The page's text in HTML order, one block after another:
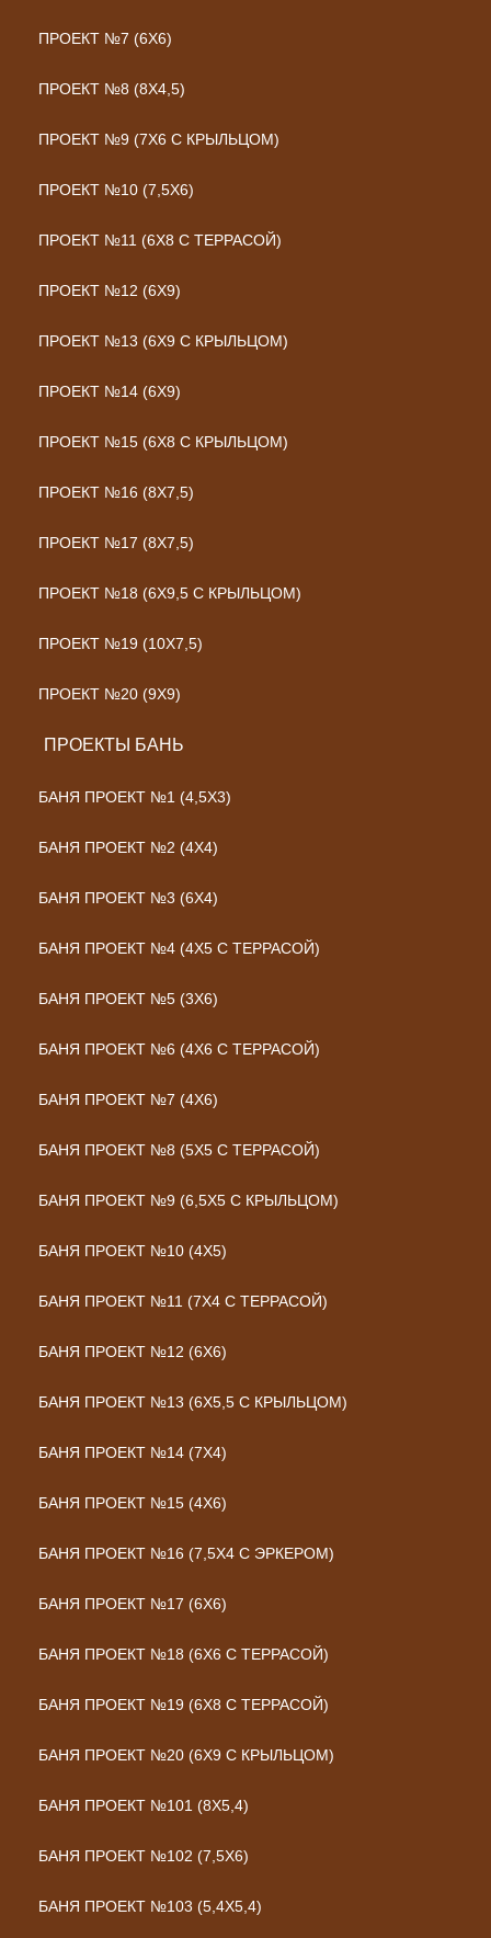
ПРОЕКТ №7 (6Х6)
ПРОЕКТ №8 (8Х4,5)
ПРОЕКТ №9 (7Х6 С КРЫЛЬЦОМ)
ПРОЕКТ №10 (7,5Х6)
ПРОЕКТ №11 (6Х8 С ТЕРРАСОЙ)
ПРОЕКТ №12 (6Х9)
ПРОЕКТ №13 (6Х9 С КРЫЛЬЦОМ)
ПРОЕКТ №14 (6Х9)
ПРОЕКТ №15 (6Х8 С КРЫЛЬЦОМ)
ПРОЕКТ №16 (8Х7,5)
ПРОЕКТ №17 (8Х7,5)
ПРОЕКТ №18 (6Х9,5 С КРЫЛЬЦОМ)
ПРОЕКТ №19 (10Х7,5)
ПРОЕКТ №20 (9Х9)
ПРОЕКТЫ БАНЬ
БАНЯ ПРОЕКТ №1 (4,5X3)
БАНЯ ПРОЕКТ №2 (4X4)
БАНЯ ПРОЕКТ №3 (6X4)
БАНЯ ПРОЕКТ №4 (4Х5 С ТЕРРАСОЙ)
БАНЯ ПРОЕКТ №5 (3Х6)
БАНЯ ПРОЕКТ №6 (4Х6 С ТЕРРАСОЙ)
БАНЯ ПРОЕКТ №7 (4Х6)
БАНЯ ПРОЕКТ №8 (5Х5 С ТЕРРАСОЙ)
БАНЯ ПРОЕКТ №9 (6,5Х5 С КРЫЛЬЦОМ)
БАНЯ ПРОЕКТ №10 (4Х5)
БАНЯ ПРОЕКТ №11 (7Х4 С ТЕРРАСОЙ)
БАНЯ ПРОЕКТ №12 (6Х6)
БАНЯ ПРОЕКТ №13 (6Х5,5 С КРЫЛЬЦОМ)
БАНЯ ПРОЕКТ №14 (7Х4)
БАНЯ ПРОЕКТ №15 (4Х6)
БАНЯ ПРОЕКТ №16 (7,5Х4 С ЭРКЕРОМ)
БАНЯ ПРОЕКТ №17 (6Х6)
БАНЯ ПРОЕКТ №18 (6Х6 С ТЕРРАСОЙ)
БАНЯ ПРОЕКТ №19 (6Х8 С ТЕРРАСОЙ)
БАНЯ ПРОЕКТ №20 (6Х9 С КРЫЛЬЦОМ)
БАНЯ ПРОЕКТ №101 (8X5,4)
БАНЯ ПРОЕКТ №102 (7,5X6)
БАНЯ ПРОЕКТ №103 (5,4X5,4)